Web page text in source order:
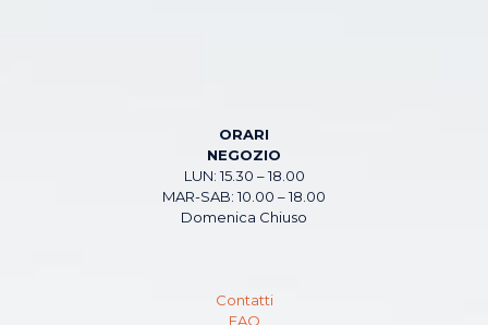
ORARI
NEGOZIO
LUN: 15.30 – 18.00
MAR-SAB: 10.00 – 18.00
Domenica Chiuso
Contatti
FAQ